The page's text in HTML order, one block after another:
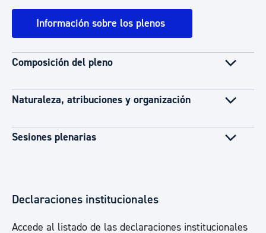
Información sobre los plenos
Composición del pleno
Naturaleza, atribuciones y organización
Sesiones plenarias
Declaraciones institucionales
Accede al listado de las declaraciones institucionales